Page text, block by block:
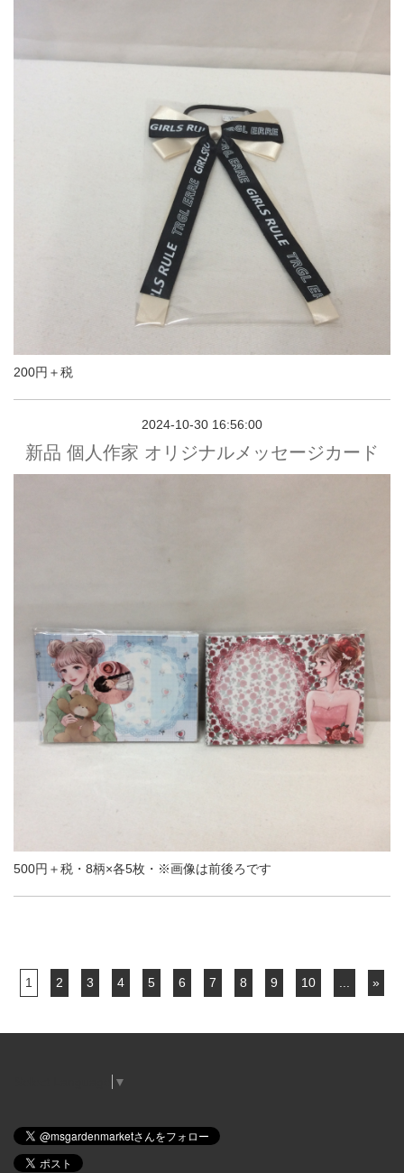
200円＋税
2024-10-30 16:56:00
新品 個人作家 オリジナルメッセージカード
500円＋税・8柄×各5枚・※画像は前後ろです
1 2 3 4 5 6 7 8 9 10 »
▼